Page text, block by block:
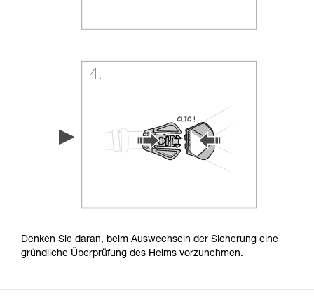
Denken Sie daran, beim Auswechseln der Sicherung eine
gründliche Überprüfung des Helms vorzunehmen.